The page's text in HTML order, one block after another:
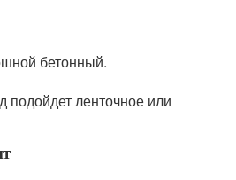
бетонный.
подойдет ленточное или